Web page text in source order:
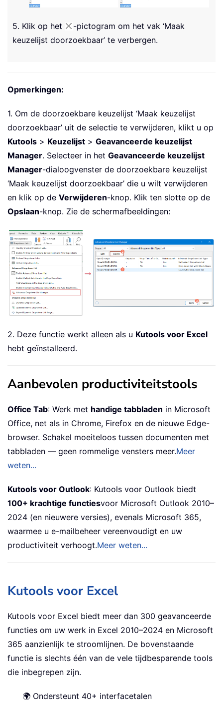
5. Klik op het
-pictogram om het vak ‘Maak
keuzelijst doorzoekbaar’ te verbergen.
Opmerkingen:
1. Om de doorzoekbare keuzelijst ‘Maak keuzelijst
doorzoekbaar’ uit de selectie te verwijderen, klikt u op
Kutools > Keuzelijst > Geavanceerde keuzelijst
Manager. Selecteer in het Geavanceerde keuzelijst
Manager-dialoogvenster de doorzoekbare keuzelijst
‘Maak keuzelijst doorzoekbaar’ die u wilt verwijderen
en klik op de Verwijderen-knop. Klik ten slotte op de
Opslaan-knop. Zie de schermafbeeldingen:
2. Deze functie werkt alleen als u Kutools voor Excel
hebt geïnstalleerd.
Aanbevolen productiviteitstools
Office Tab: Werk met handige tabbladen in Microsoft
Office, net als in Chrome, Firefox en de nieuwe Edge-
browser. Schakel moeiteloos tussen documenten met
tabbladen — geen rommelige vensters meer.Meer
weten...
Kutools voor Outlook: Kutools voor Outlook biedt
100+ krachtige functiesvoor Microsoft Outlook 2010–
2024 (en nieuwere versies), evenals Microsoft 365,
waarmee u e-mailbeheer vereenvoudigt en uw
productiviteit verhoogt.Meer weten...
Kutools voor Excel
Kutools voor Excel biedt meer dan 300 geavanceerde
functies om uw werk in Excel 2010–2024 en Microsoft
365 aanzienlijk te stroomlijnen. De bovenstaande
functie is slechts één van de vele tijdbesparende tools
die inbegrepen zijn.
🌍 Ondersteunt 40+ interfacetalen